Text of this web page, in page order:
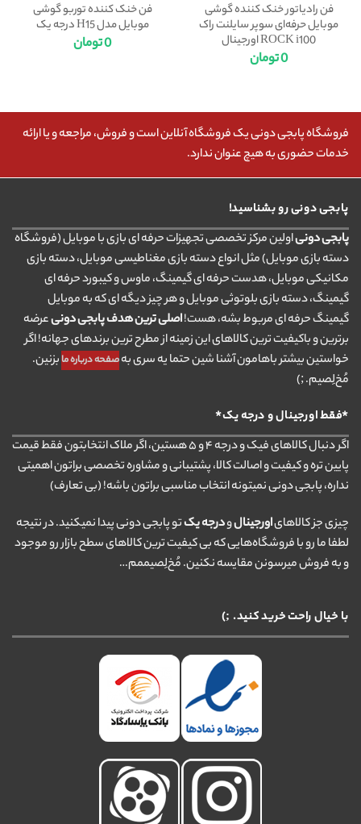
فن رادیاتور خنک کننده گوشی
موبایل حرفه‌ای سوپر سایلنت راک
ROCK i100 اورجینال
0تومان
فن خنک کننده توربو گوشی
موبایل مدل H15 درجه یک
0تومان
فروشگاه پابجی دونی یک فروشگاه آنلاین است و فروش، مراجعه و یا ارائه
خدمات حضوری به هیچ عنوان ندارد.
پابجی دونی رو بشناسید!
پابجی دونیاولین مرکز تخصصی تجهیزات حرفه ای بازی با موبایل (فروشگاه
دسته بازی موبایل) مثل انواع دسته بازی مغناطیسی موبایل، دسته بازی
مکانیکی موبایل، هدست حرفه ای گیمینگ، ماوس و کیبورد حرفه ای
گیمینگ، دسته بازی بلوتوثی موبایل و هر چیز دیگه ای که به موبایل
گیمینگ حرفه ای مربوط بشه، هست!اصلی ترین هدف پابجی دونیعرضه
برترین و باکیفیت ترین کالاهای این زمینه از مطرح ترین برندهای جهانه! اگر
خواستین بیشتر باهامون آشنا شین حتما یه سری بهصفحه درباره ما بزنین.
مُخ‌لِصیم. ;)
*فقط اورجینال و درجه یک*
اگر دنبال کالاهای فیک و درجه ۴ و ۵ هستین، اگر ملاک انتخابتون فقط قیمت
پایین تره و کیفیت و اصالت کالا، پشتیبانی و مشاوره تخصصی براتون اهمیتی
نداره، پابجی دونی نمیتونه انتخاب مناسبی براتون باشه! (بی تعارف)
چیزی جز کالاهایاورجینالودرجه یکتو پابجی دونی پیدا نمیکنید. در نتیجه
لطفا ما رو با فروشگاه‌هایی که بی کیفیت ترین کالاهای سطح بازار رو موجود
و به فروش میرسونن مقایسه نکنین. مُخ‌لِصیممم…
با خیال راحت خرید کنید. ;)